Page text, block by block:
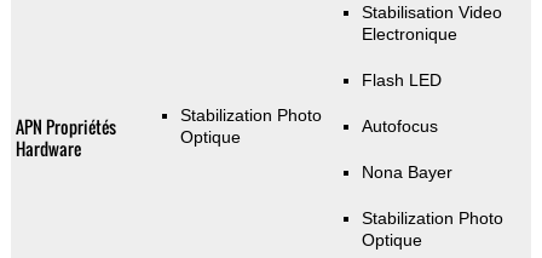
APN Propriétés
Hardware
Stabilization Photo
Optique
Stabilisation Video
Electronique
Flash LED
Autofocus
Nona Bayer
Stabilization Photo
Optique